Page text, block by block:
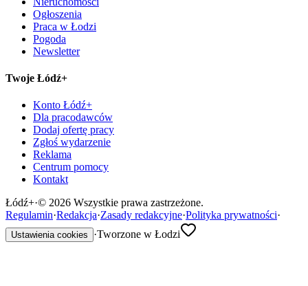
Ogłoszenia
Praca w Łodzi
Pogoda
Newsletter
Twoje Łódź+
Konto Łódź+
Dla pracodawców
Dodaj ofertę pracy
Zgłoś wydarzenie
Reklama
Centrum pomocy
Kontakt
Łódź+·© 2026 Wszystkie prawa zastrzeżone.
Regulamin·Redakcja·Zasady redakcyjne·Polityka prywatności·
Ustawienia cookies ·Tworzone w Łodzi